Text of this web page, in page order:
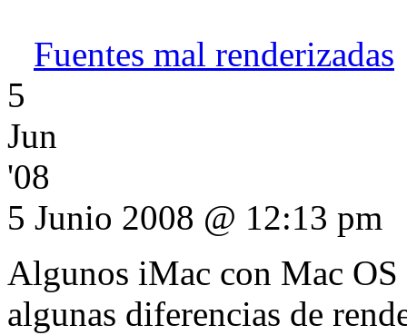
Fuentes mal renderizadas
5
Jun
'08
5 Junio 2008 @ 12:13 pm
Algunos iMac con Mac
algunas diferencias de